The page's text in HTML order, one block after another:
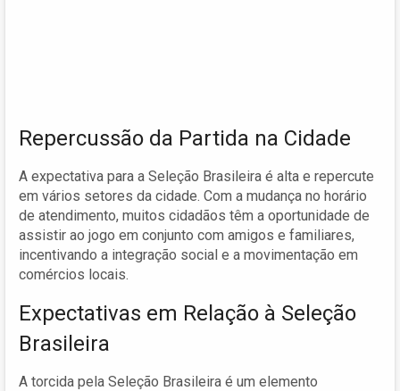
Repercussão da Partida na Cidade
A expectativa para a Seleção Brasileira é alta e repercute
em vários setores da cidade. Com a mudança no horário
de atendimento, muitos cidadãos têm a oportunidade de
assistir ao jogo em conjunto com amigos e familiares,
incentivando a integração social e a movimentação em
comércios locais.
Expectativas em Relação à Seleção
Brasileira
A torcida pela Seleção Brasileira é um elemento